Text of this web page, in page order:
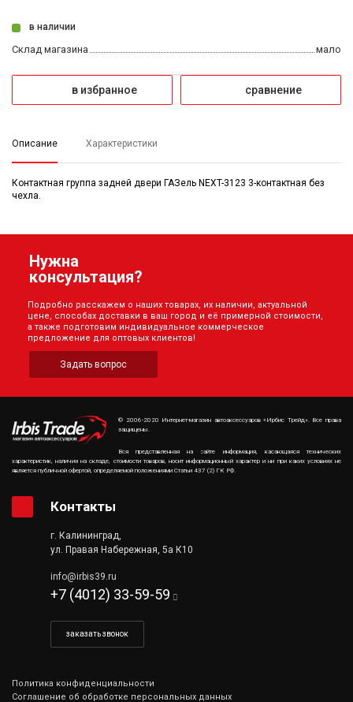
в наличии
Склад магазина мало
в избранное сравнение
Описание Характеристики
Контактная группа задней двери ГАЗель NEXT-3123 3-контактная без
чехла.
Нужна
консультация?
Подробно расскажем о наших товарах, их наличии, актуальной
цене, способах доставки в ваш город и её примерной стоимости,
а также подготовим индивидуальное коммерческое
предложение для оптовых клиентов!
Задать вопрос
© 2006-2020 Интернет-магазин автоаксессуаров «Ирбис Трейд». Все права
защищены.
Вся представленная на сайте информация, касающаяся технических
характеристик, наличия на складе, стоимости товаров, носит информационный характер и ни при каких условиях не
является публичной офертой, определяемой положениями Статьи 437 (2) ГК РФ.
Контакты
г. Калининград,
ул. Правая Набережная, 5а К10
info@irbis39.ru
+7 (4012) 33-59-59
заказать звонок
Политика конфиденциальности
Соглашение об обработке персональных данных